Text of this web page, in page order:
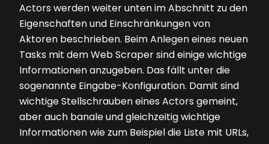
Actors werden weiter unten im Abschnitt zu den
Eigenschaften und Einschränkungen von
Aktoren beschrieben. Beim Anlegen eines neuen
Tasks mit dem Web Scraper sind einige wichtige
Informationen anzugeben. Das fällt unter die
sogenannte Eingabe-Konfiguration. Damit sind
wichtige Stellschrauben eines Actors gemeint,
aber auch banale und gleichzeitig wichtige
Informationen wie zum Beispiel die Liste mit URLs,